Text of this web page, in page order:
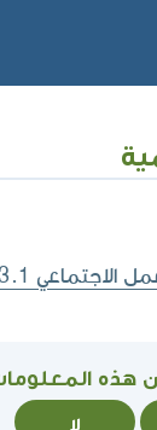
المادية للشباب والشابات
هذه
لا